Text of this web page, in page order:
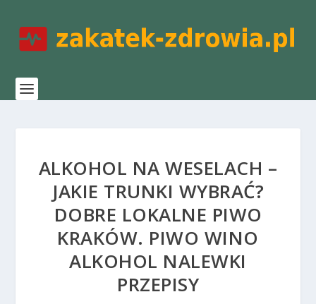
ALKOHOL NA WESELACH –
JAKIE TRUNKI WYBRAĆ?
DOBRE LOKALNE PIWO
KRAKÓW. PIWO WINO
ALKOHOL NALEWKI
PRZEPISY